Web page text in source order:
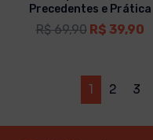
Precedentes e Prática
R$69,90 R$ 39,90
1 2 3